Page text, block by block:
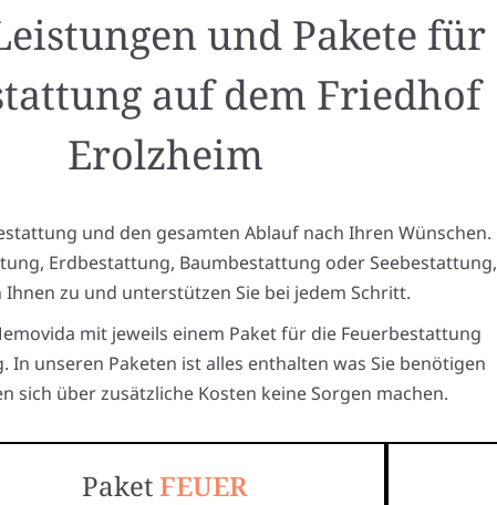
und Pakete für
auf dem Friedhof
Erolzheim
und den gesamten Ablauf nach Ihren Wünschen.
Erdbestattung, Baumbestattung oder Seebestattung,
zu und unterstützen Sie bei jedem Schritt.
mit jeweils einem Paket für die Feuerbestattung
In unseren Paketen ist alles enthalten was Sie benötigen
sich über zusätzliche Kosten keine Sorgen machen.
PaketFEUER